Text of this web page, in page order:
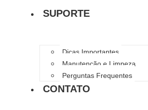
SUPORTE
Dicas Importantes
Manutenção e Limpeza
Perguntas Frequentes
CONTATO